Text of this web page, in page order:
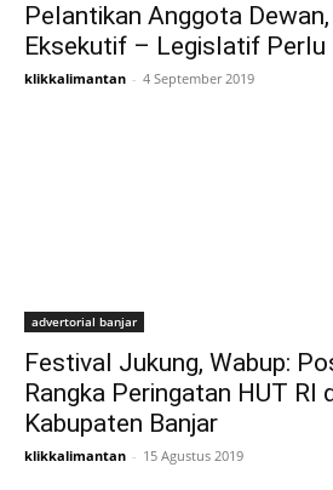
Pelantikan Anggota Dewan,
Eksekutif – Legislatif Perlu
klikkalimantan - 4 September 2019
advertorial banjar
Festival Jukung, Wabup:
Rangka Peringatan HUT RI
Kabupaten Banjar
klikkalimantan - 15 Agustus 2019